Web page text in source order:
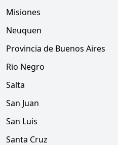
Misiones
Neuquen
Provincia de Buenos Aires
Rio Negro
Salta
San Juan
San Luis
Santa Cruz